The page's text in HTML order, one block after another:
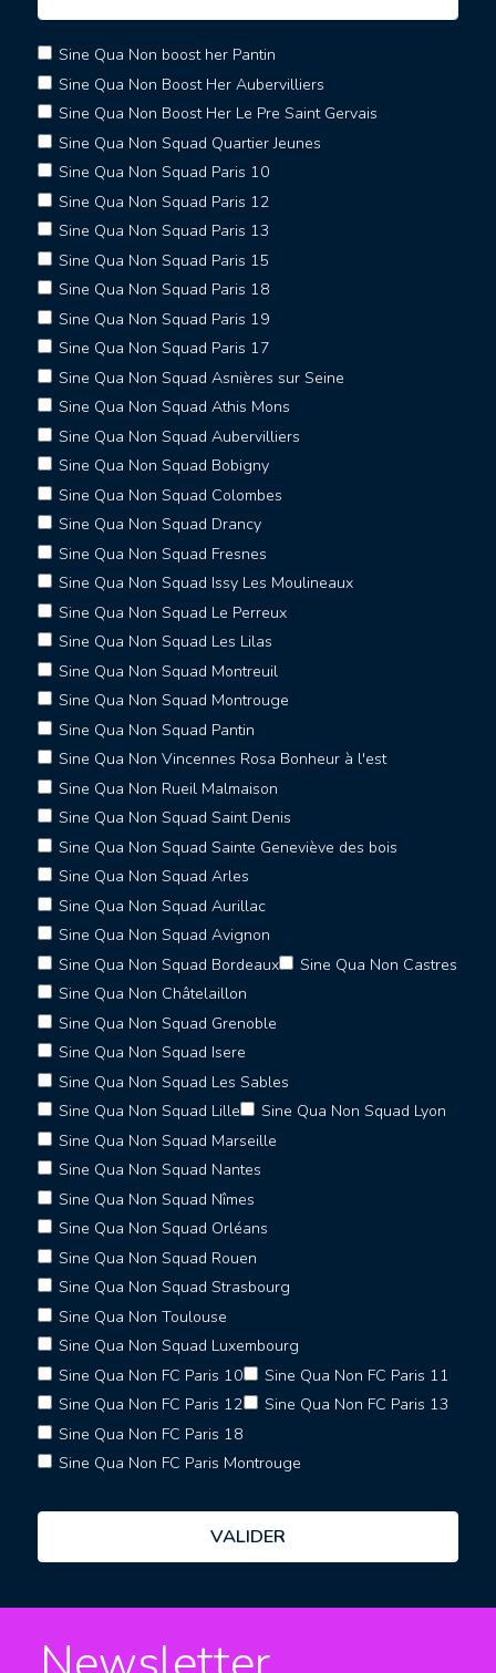
Sine Qua Non boost her Pantin
Sine Qua Non Boost Her Aubervilliers
Sine Qua Non Boost Her Le Pre Saint Gervais
Sine Qua Non Squad Quartier Jeunes
Sine Qua Non Squad Paris 10
Sine Qua Non Squad Paris 12
Sine Qua Non Squad Paris 13
Sine Qua Non Squad Paris 15
Sine Qua Non Squad Paris 18
Sine Qua Non Squad Paris 19
Sine Qua Non Squad Paris 17
Sine Qua Non Squad Asnières sur Seine
Sine Qua Non Squad Athis Mons
Sine Qua Non Squad Aubervilliers
Sine Qua Non Squad Bobigny
Sine Qua Non Squad Colombes
Sine Qua Non Squad Drancy
Sine Qua Non Squad Fresnes
Sine Qua Non Squad Issy Les Moulineaux
Sine Qua Non Squad Le Perreux
Sine Qua Non Squad Les Lilas
Sine Qua Non Squad Montreuil
Sine Qua Non Squad Montrouge
Sine Qua Non Squad Pantin
Sine Qua Non Vincennes Rosa Bonheur à l'est
Sine Qua Non Rueil Malmaison
Sine Qua Non Squad Saint Denis
Sine Qua Non Squad Sainte Geneviève des bois
Sine Qua Non Squad Arles
Sine Qua Non Squad Aurillac
Sine Qua Non Squad Avignon
Sine Qua Non Squad Bordeaux
Sine Qua Non Castres
Sine Qua Non Châtelaillon
Sine Qua Non Squad Grenoble
Sine Qua Non Squad Isere
Sine Qua Non Squad Les Sables
Sine Qua Non Squad Lille
Sine Qua Non Squad Lyon
Sine Qua Non Squad Marseille
Sine Qua Non Squad Nantes
Sine Qua Non Squad Nîmes
Sine Qua Non Squad Orléans
Sine Qua Non Squad Rouen
Sine Qua Non Squad Strasbourg
Sine Qua Non Toulouse
Sine Qua Non Squad Luxembourg
Sine Qua Non FC Paris 10
Sine Qua Non FC Paris 11
Sine Qua Non FC Paris 12
Sine Qua Non FC Paris 13
Sine Qua Non FC Paris 18
Sine Qua Non FC Paris Montrouge